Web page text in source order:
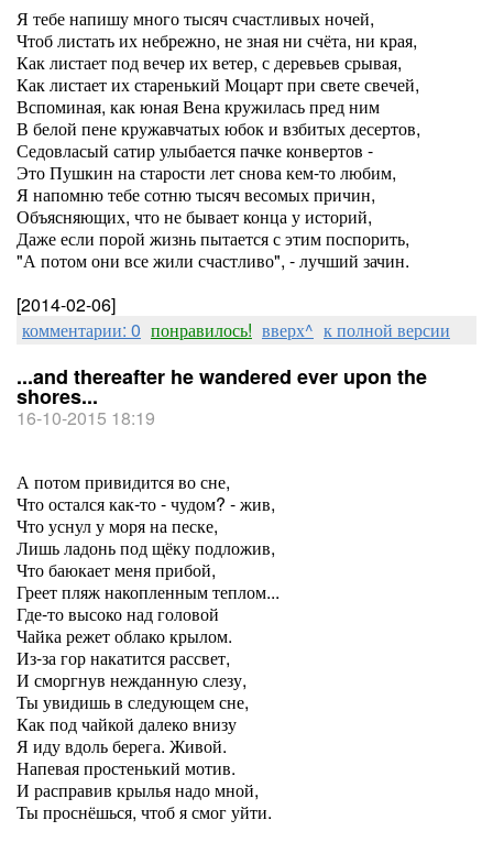
Я тебе напишу много тысяч счастливых ночей,
Чтоб листать их небрежно, не зная ни счёта, ни края,
Как листает под вечер их ветер, с деревьев срывая,
Как листает их старенький Моцарт при свете свечей,
Вспоминая, как юная Вена кружилась пред ним
В белой пене кружавчатых юбок и взбитых десертов,
Седовласый сатир улыбается пачке конвертов -
Это Пушкин на старости лет снова кем-то любим,
Я напомню тебе сотню тысяч весомых причин,
Объясняющих, что не бывает конца у историй,
Даже если порой жизнь пытается с этим поспорить,
"А потом они все жили счастливо", - лучший зачин.
[2014-02-06]
комментарии: 0 понравилось! вверх^ к полной версии
...and thereafter he wandered ever upon the
shores...
16-10-2015 18:19
А потом привидится во сне,
Что остался как-то - чудом? - жив,
Что уснул у моря на песке,
Лишь ладонь под щёку подложив,
Что баюкает меня прибой,
Греет пляж накопленным теплом...
Где-то высоко над головой
Чайка режет облако крылом.
Из-за гор накатится рассвет,
И сморгнув нежданную слезу,
Ты увидишь в следующем сне,
Как под чайкой далеко внизу
Я иду вдоль берега. Живой.
Напевая простенький мотив.
И расправив крылья надо мной,
Ты проснёшься, чтоб я смог уйти.